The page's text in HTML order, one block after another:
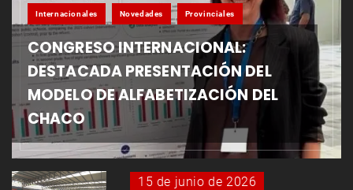
Internacionales Novedades Provinciales
CONGRESO INTERNACIONAL:
DESTACADA PRESENTACIÓN DEL
MODELO DE ALFABETIZACIÓN DEL
CHACO
15 de junio de 2026